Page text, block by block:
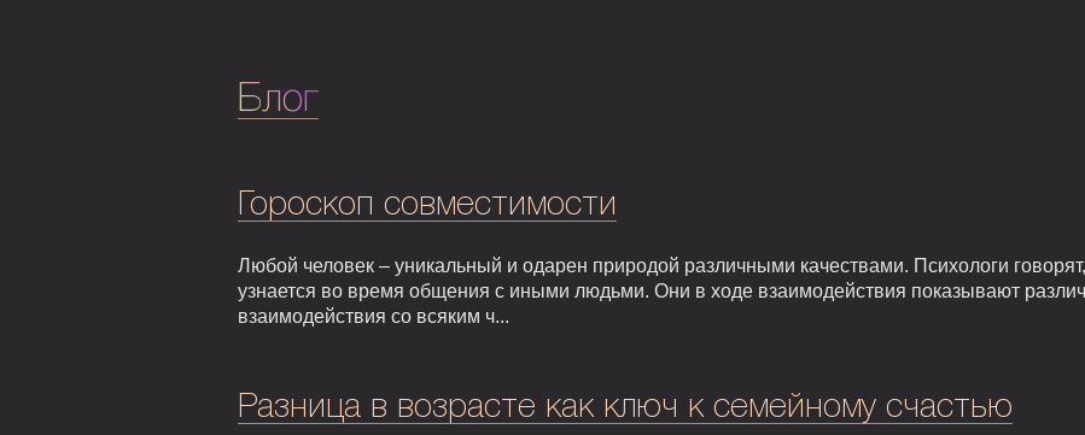
Блог
Гороскоп совместимости
Любой человек – уникальный и одарен природой различными качествами. Психологи
узнается во время общения с иными людьми. Они в ходе взаимодействия показывают
взаимодействия со всяким ч...
Разница в возрасте как ключ к семейному счастью